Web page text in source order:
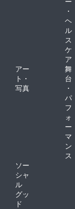
・
ヘ
ル
ス
ケ
ア
アー
ト・
写真
舞
台
・
パ
フ
ォ
ー
マ
ン
ス
ソー
シャ
ル
グッ
ド